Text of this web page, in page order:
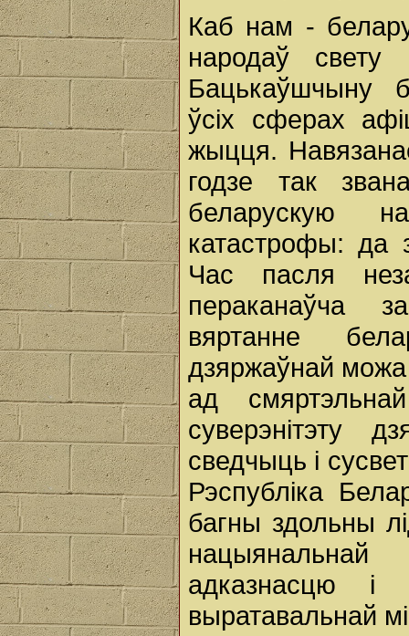
Каб нам -
народаў
Бацькаўшчыну
ўсіх сферах
жыцця.
годзе так
беларускую
катастрофы: да
Час пасля
пераканаўча
вяртанне
дзяржаўнай можа
ад
суверэнітэту
сведчыць і
Рэспубліка
багны здольны
адказнасцю і
выратавальнай